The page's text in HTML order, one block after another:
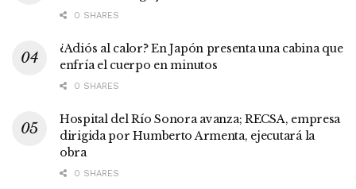
0 SHARES
¿Adiós al calor? En Japón presenta una cabina que
enfría el cuerpo en minutos
0 SHARES
Hospital del Río Sonora avanza; RECSA, empresa
dirigida por Humberto Armenta, ejecutará la
obra
0 SHARES